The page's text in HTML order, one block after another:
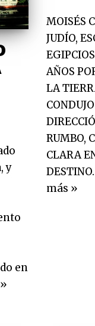
y
en
MOISÉS
JUDÍO,
AÑOS
LA
RUMBO,
CLARA
más »